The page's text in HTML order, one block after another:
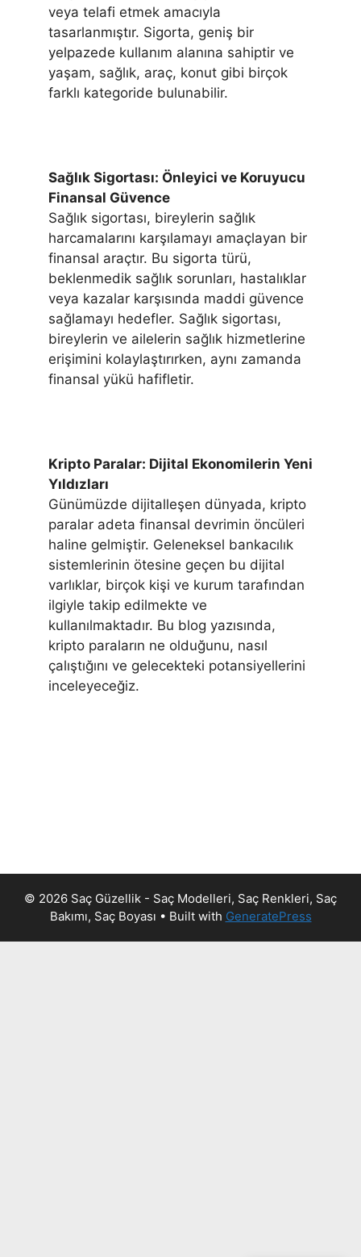
veya telafi etmek amacıyla
tasarlanmıştır. Sigorta, geniş bir
yelpazede kullanım alanına sahiptir ve
yaşam, sağlık, araç, konut gibi birçok
farklı kategoride bulunabilir.
Sağlık Sigortası: Önleyici ve Koruyucu
Finansal Güvence
Sağlık sigortası, bireylerin sağlık
harcamalarını karşılamayı amaçlayan bir
finansal araçtır. Bu sigorta türü,
beklenmedik sağlık sorunları, hastalıklar
veya kazalar karşısında maddi güvence
sağlamayı hedefler. Sağlık sigortası,
bireylerin ve ailelerin sağlık hizmetlerine
erişimini kolaylaştırırken, aynı zamanda
finansal yükü hafifletir.
Kripto Paralar: Dijital Ekonomilerin Yeni
Yıldızları
Günümüzde dijitalleşen dünyada, kripto
paralar adeta finansal devrimin öncüleri
haline gelmiştir. Geleneksel bankacılık
sistemlerinin ötesine geçen bu dijital
varlıklar, birçok kişi ve kurum tarafından
ilgiyle takip edilmekte ve
kullanılmaktadır. Bu blog yazısında,
kripto paraların ne olduğunu, nasıl
çalıştığını ve gelecekteki potansiyellerini
inceleyeceğiz.
© 2026 Saç Güzellik - Saç Modelleri, Saç Renkleri, Saç
Bakımı, Saç Boyası • Built with GeneratePress